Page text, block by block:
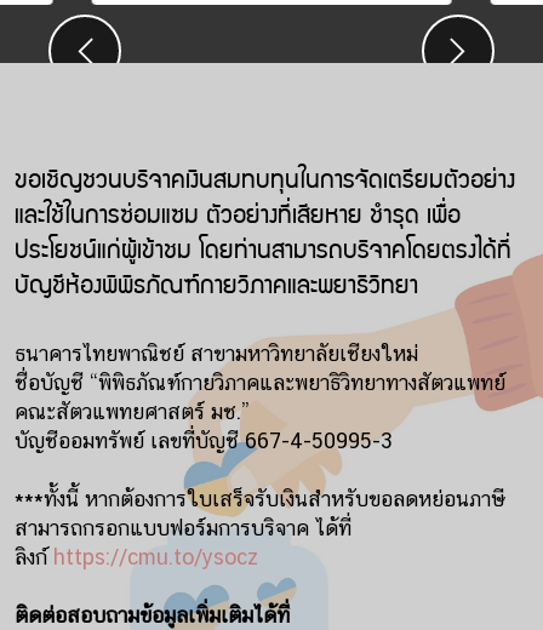
Previous Next
ขอเชิญชวนบริจาคเงินสมทบทุนในการจัดเตรียมตัวอย่าง
และใช้ในการซ่อมแซม ตัวอย่างที่เสียหาย ชำรุด เพื่อ
ประโยชน์แก่ผู้เข้าชม โดยท่านสามารถบริจาคโดยตรงได้ที่
บัญชีห้องพิพิธภัณฑ์กายวิภาคและพยาธิวิทยา
ธนาคารไทยพาณิชย์ สาขามหาวิทยาลัยเชียงใหม่
ชื่อบัญชี “พิพิธภัณฑ์กายวิภาคและพยาธิวิทยาทางสัตวแพทย์
คณะสัตวแพทยศาสตร์ มช.”
บัญชีออมทรัพย์ เลขที่บัญชี 667-4-50995-3
***ทั้งนี้ หากต้องการใบเสร็จรับเงินสำหรับขอลดหย่อนภาษี
สามารถกรอกแบบฟอร์มการบริจาค ได้ที่
ลิงก์ https://cmu.to/ysocz
ติดต่อสอบถามข้อมูลเพิ่มเติมได้ที่